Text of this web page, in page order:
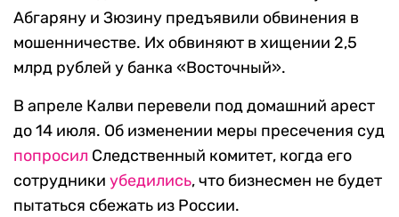
Абгаряну и Зюзину предъявили обвинения в
мошенничестве. Их обвиняют в хищении 2,5
млрд рублей у банка «Восточный».
В апреле Калви перевели под домашний арест
до 14 июля. Об изменении меры пресечения суд
попросил Следственный комитет, когда его
сотрудники убедились, что бизнесмен не будет
пытаться сбежать из России.